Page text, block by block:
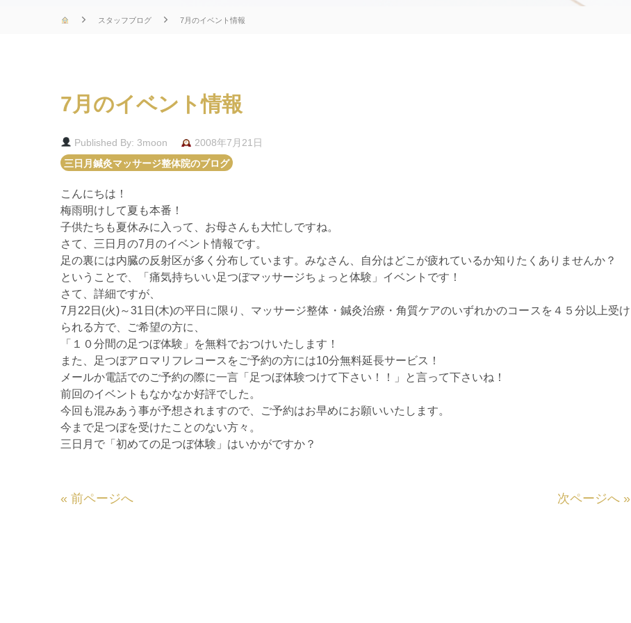
スタッフブログ 7月のイベント情報
7月のイベント情報
Published By: 3moon 2008年7月21日
三日月鍼灸マッサージ整体院のブログ
こんにちは！
梅雨明けして夏も本番！
子供たちも夏休みに入って、お母さんも大忙しですね。
さて、三日月の7月のイベント情報です。
足の裏には内臓の反射区が多く分布しています。みなさん、自分はどこが疲れているか知りたくありませんか？
ということで、「痛気持ちいい足つぼマッサージちょっと体験」イベントです！
さて、詳細ですが、
7月22日(火)～31日(木)の平日に限り、マッサージ整体・鍼灸治療・角質ケアのいずれかのコースを４５分以上受け
られる方で、ご希望の方に、
「１０分間の足つぼ体験」を無料でおつけいたします！
また、足つぼアロマリフレコースをご予約の方には10分無料延長サービス！
メールか電話でのご予約の際に一言「足つぼ体験つけて下さい！！」と言って下さいね！
前回のイベントもなかなか好評でした。
今回も混みあう事が予想されますので、ご予約はお早めにお願いいたします。
今まで足つぼを受けたことのない方々。
三日月で「初めての足つぼ体験」はいかがですか？
« 前ページへ 次ページへ »